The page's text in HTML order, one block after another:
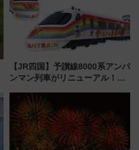
【JR四国】予讃線8000系アンパ
ンマン列車がリニューアル！内
今年12月